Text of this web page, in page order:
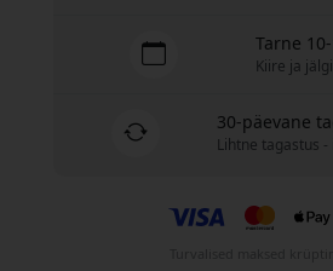
Tarne
Kiire ja
30-päevane
Lihtne tagastus